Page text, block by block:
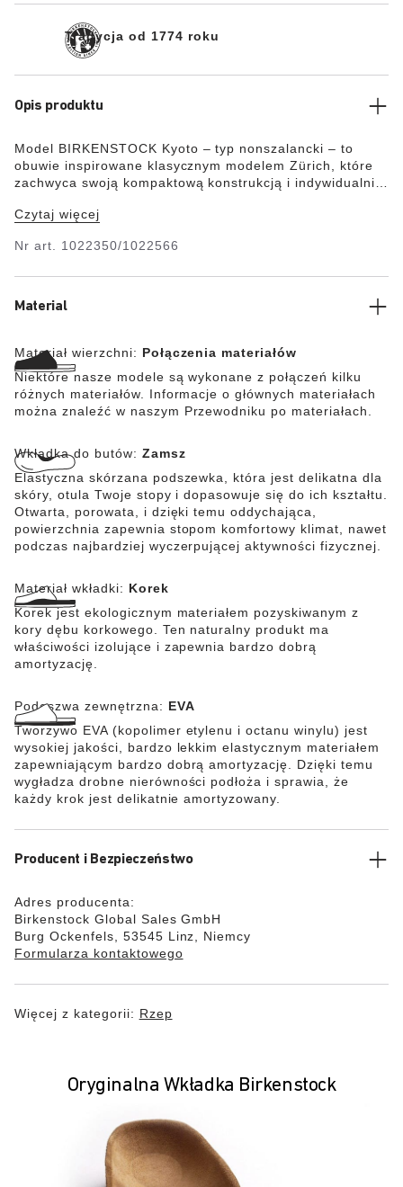
Tradycja od 1774 roku
Opis produktu
Model BIRKENSTOCK Kyoto – typ nonszalancki – to
obuwie inspirowane klasycznym modelem Zürich, które
zachwyca swoją kompaktową konstrukcją i indywidualnie
stabilność i zachwyca dwoma ozdobnymi nitami. Materiał
w połączeniu z wysokiej jakości skórą nubukową
Czytaj więcej
Nr art. 1022350/1022566
Material
Materiał wierzchni: Połączenia materiałów
Niektóre nasze modele są wykonane z połączeń kilku
różnych materiałów. Informacje o głównych materiałach
można znaleźć w naszym Przewodniku po materiałach.
Wkładka do butów: Zamsz
Elastyczna skórzana podszewka, która jest delikatna dla
skóry, otula Twoje stopy i dopasowuje się do ich kształtu.
Otwarta, porowata, i dzięki temu oddychająca,
powierzchnia zapewnia stopom komfortowy klimat, nawet
podczas najbardziej wyczerpującej aktywności fizycznej.
Materiał wkładki: Korek
Korek jest ekologicznym materiałem pozyskiwanym z
kory dębu korkowego. Ten naturalny produkt ma
właściwości izolujące i zapewnia bardzo dobrą
amortyzację.
Podeszwa zewnętrzna: EVA
Tworzywo EVA (kopolimer etylenu i octanu winylu) jest
wysokiej jakości, bardzo lekkim elastycznym materiałem
zapewniającym bardzo dobrą amortyzację. Dzięki temu
wygładza drobne nierówności podłoża i sprawia, że
każdy krok jest delikatnie amortyzowany.
Producent i Bezpieczeństwo
Adres producenta:
Birkenstock Global Sales GmbH
Burg Ockenfels, 53545 Linz, Niemcy
Formularza kontaktowego
Więcej z kategorii: Rzep
Oryginalna Wkładka Birkenstock